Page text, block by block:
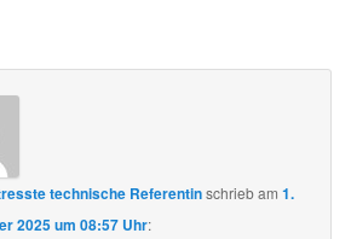
technische Referentinschriebam1.
2025 um 08:57 Uhr: